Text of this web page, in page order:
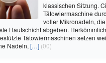
klassischen Sitzung.
Tätowiermaschine
voller Mikronadeln,
Hautschicht abgeben.
Tätowiermaschinen setzen
Nadeln, […] (00)